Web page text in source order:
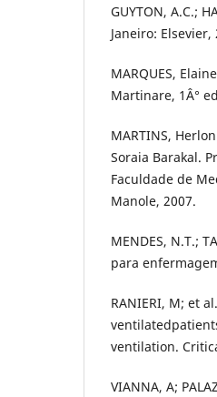
GUYTON, A.C.;
Janeiro: Elsevier,
MARQUES,
Martinare, 1Â°
MARTINS,
Soraia Barakal.
Faculdade de
Manole, 2007.
MENDES, N.T.;
para
RANIERI, M; et
ventilation.
VIANNA, A;